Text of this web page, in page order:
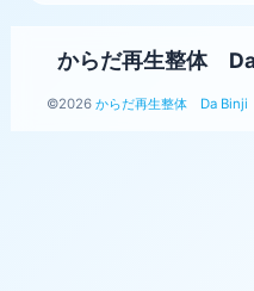
からだ再生整体
©2026 からだ再生整体 Da Binji